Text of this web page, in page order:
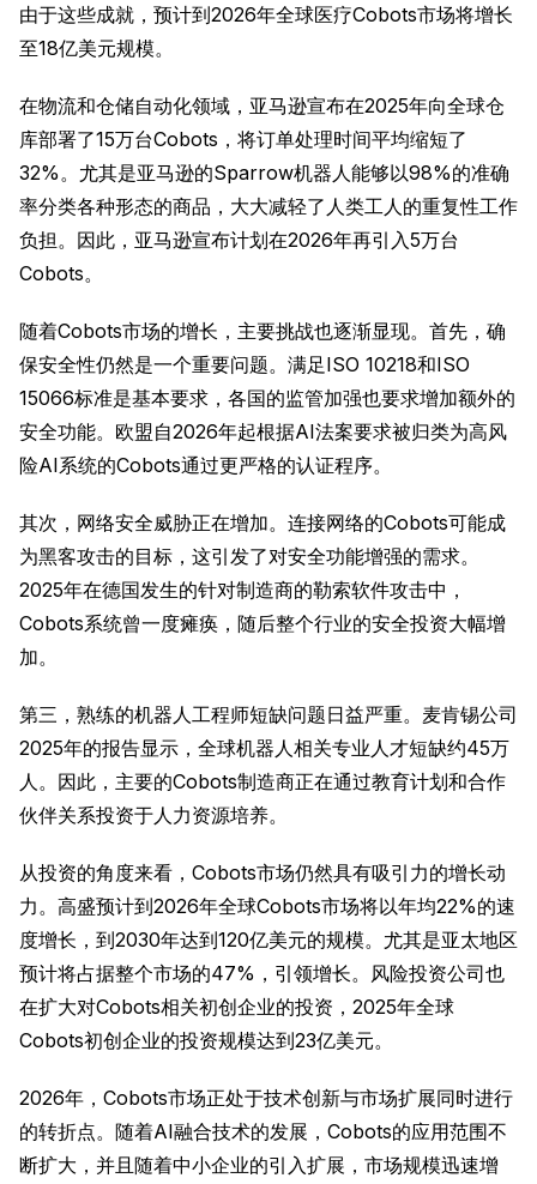
由于这些成就，预计到2026年全球医疗Cobots市场将增长
至18亿美元规模。
在物流和仓储自动化领域，亚马逊宣布在2025年向全球仓
库部署了15万台Cobots，将订单处理时间平均缩短了
32%。尤其是亚马逊的Sparrow机器人能够以98%的准确
率分类各种形态的商品，大大减轻了人类工人的重复性工作
负担。因此，亚马逊宣布计划在2026年再引入5万台
Cobots。
随着Cobots市场的增长，主要挑战也逐渐显现。首先，确
保安全性仍然是一个重要问题。满足ISO 10218和ISO
15066标准是基本要求，各国的监管加强也要求增加额外的
安全功能。欧盟自2026年起根据AI法案要求被归类为高风
险AI系统的Cobots通过更严格的认证程序。
其次，网络安全威胁正在增加。连接网络的Cobots可能成
为黑客攻击的目标，这引发了对安全功能增强的需求。
2025年在德国发生的针对制造商的勒索软件攻击中，
Cobots系统曾一度瘫痪，随后整个行业的安全投资大幅增
加。
第三，熟练的机器人工程师短缺问题日益严重。麦肯锡公司
2025年的报告显示，全球机器人相关专业人才短缺约45万
人。因此，主要的Cobots制造商正在通过教育计划和合作
伙伴关系投资于人力资源培养。
从投资的角度来看，Cobots市场仍然具有吸引力的增长动
力。高盛预计到2026年全球Cobots市场将以年均22%的速
度增长，到2030年达到120亿美元的规模。尤其是亚太地区
预计将占据整个市场的47%，引领增长。风险投资公司也
在扩大对Cobots相关初创企业的投资，2025年全球
Cobots初创企业的投资规模达到23亿美元。
2026年，Cobots市场正处于技术创新与市场扩展同时进行
的转折点。随着AI融合技术的发展，Cobots的应用范围不
断扩大，并且随着中小企业的引入扩展，市场规模迅速增